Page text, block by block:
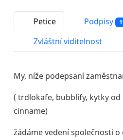
Petice Podpisy
Zvláštní viditelnost
My, níže podepsaní
( trdlokafe, bubblify, kytky od
cinname)
žádáme vedení společnosti